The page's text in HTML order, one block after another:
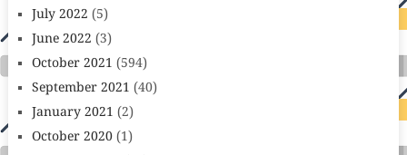
July 2022 (5)
June 2022 (3)
October 2021 (594)
September 2021 (40)
January 2021 (2)
October 2020(1)